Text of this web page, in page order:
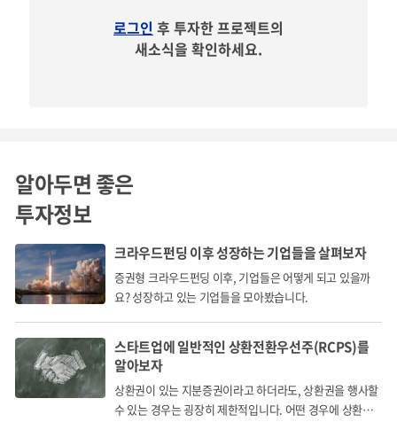
로그인 후 투자한 프로젝트의
새소식을 확인하세요.
알아두면 좋은
투자정보
크라우드펀딩 이후 성장하는 기업들을 살펴보자
증권형 크라우드펀딩 이후, 기업들은 어떻게 되고 있을까
요? 성장하고 있는 기업들을 모아봤습니다.
스타트업에 일반적인 상환전환우선주(RCPS)를
알아보자
상환권이 있는 지분증권이라고 하더라도, 상환권을 행사할
수 있는 경우는 굉장히 제한적입니다. 어떤 경우에 상환권